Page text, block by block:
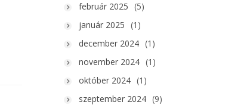
február 2025 (5)
január 2025 (1)
december 2024 (1)
november 2024 (1)
október 2024 (1)
szeptember 2024 (9)